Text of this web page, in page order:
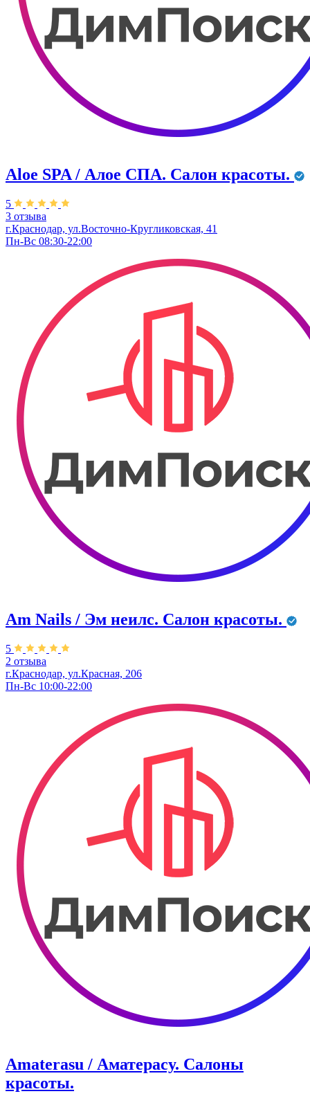
Aloe SPA / Алое СПА. Салон красоты.
5
3 отзыва
г.Краснодар, ул.Восточно-Кругликовская, 41
Пн-Вс 08:30-22:00
Am Nails / Эм неилс. Салон красоты.
5
2 отзыва
г.Краснодар, ул.Красная, 206
Пн-Вс 10:00-22:00
Amaterasu / Аматерасу. Салоны
красоты.